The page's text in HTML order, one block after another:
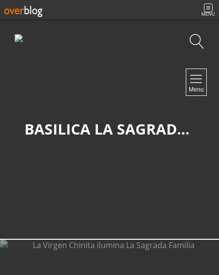
MENU
Menu
BASILICA LA SAGRADA FAMILIA